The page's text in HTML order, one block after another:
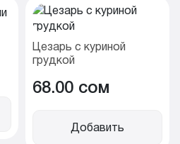
Цезарь с куриной
грудкой
68.00 cом
Добавить